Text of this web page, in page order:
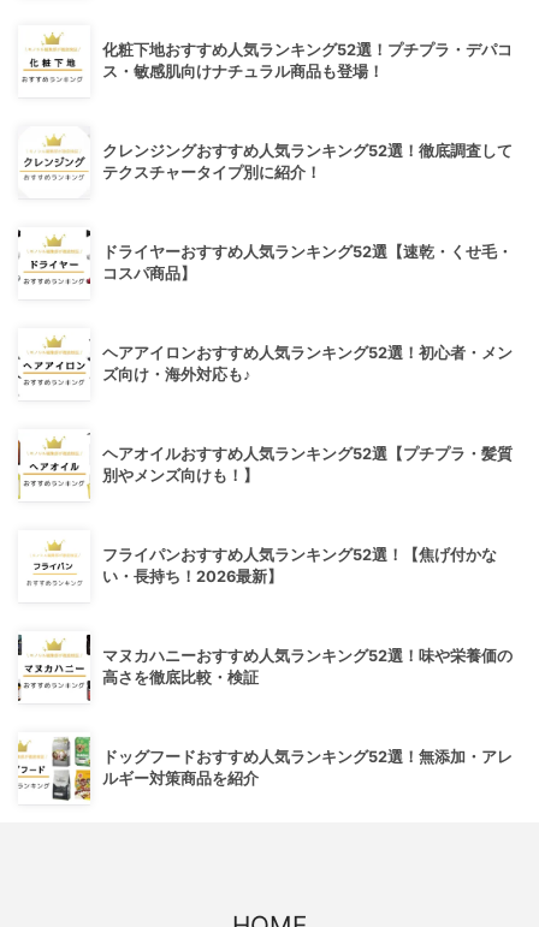
化粧下地おすすめ人気ランキング52選！プチプラ・デパコ
ス・敏感肌向けナチュラル商品も登場！
クレンジングおすすめ人気ランキング52選！徹底調査して
テクスチャータイプ別に紹介！
ドライヤーおすすめ人気ランキング52選【速乾・くせ毛・
コスパ商品】
ヘアアイロンおすすめ人気ランキング52選！初心者・メン
ズ向け・海外対応も♪
ヘアオイルおすすめ人気ランキング52選【プチプラ・髪質
別やメンズ向けも！】
フライパンおすすめ人気ランキング52選！【焦げ付かな
い・長持ち！2026最新】
マヌカハニーおすすめ人気ランキング52選！味や栄養価の
高さを徹底比較・検証
ドッグフードおすすめ人気ランキング52選！無添加・アレ
ルギー対策商品を紹介